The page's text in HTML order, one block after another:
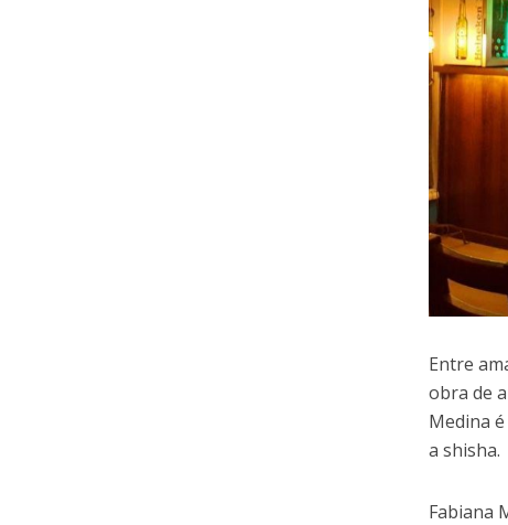
Entre
obra de
Medina
a shisha.
Fabiana